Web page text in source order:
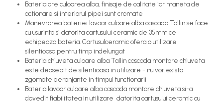
Bateria are culoarea alba, finisaje de calitate iar maneta de
actionare si interiorul pipei sunt cromate
Manevrarea bateriei lavoar culoare alba cascada Tallin se face
cu usurinta si datorita cartusului ceramic de 35mm ce
echipeaza bateria. Cartusulceramic ofera o utilizare
silentioasa pentru timp indelungat
Bateria chiuveta culoare alba Tallin cascada montare chiuveta
este deosebit de silentioasa in utilizare - nu vor exista
zgomote deranjante in timpul functionarii
Bateria lavoar culoare alba cascada montare chiuveta si-a
dovedit fiabilitatea in utilizare datorita cartusului ceramic cu